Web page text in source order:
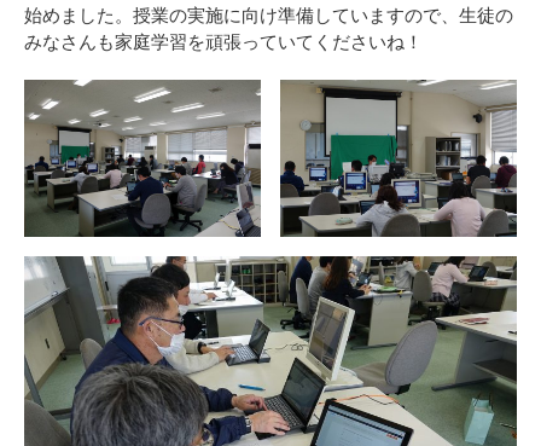
始めました。授業の実施に向け準備していますので、生徒の
みなさんも家庭学習を頑張っていてくださいね！